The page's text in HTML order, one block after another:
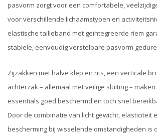
pasvorm zorgt voor een comfortabele,
voor verschillende lichaamstypen en
elastische tailleband met geïntegreerde riem
stabiele, eenvoudig verstelbare pasvorm
Zijzakken met halve klep en rits, een verticale
achterzak – allemaal met veilige sluiting –
essentials goed beschermd en toch snel
Door de combinatie van licht gewicht, elasticiteit
bescherming bij wisselende omstandigheden is